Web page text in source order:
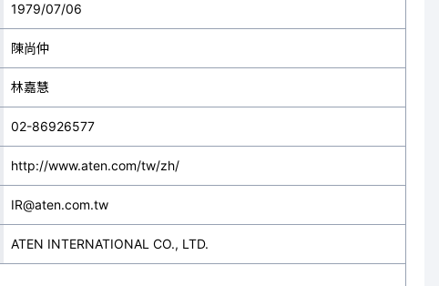
1979/07/06
陳尚仲
林嘉慧
02-86926577
http://www.aten.com/tw/zh/
IR@aten.com.tw
ATEN INTERNATIONAL CO., LTD.